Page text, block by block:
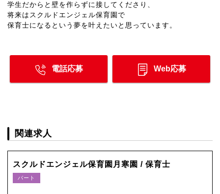
学生だからと壁を作らずに接してくださり、
将来はスクルドエンジェル保育園で
保育士になるという夢を叶えたいと思っています。
電話応募 Web応募
関連求人
スクルドエンジェル保育園月寒園 / 保育士
パート